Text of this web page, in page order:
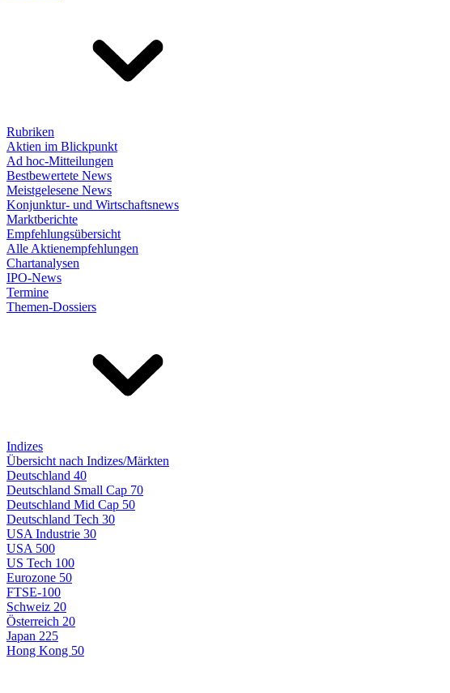
Rubriken
Aktien im Blickpunkt
Ad hoc-Mitteilungen
Bestbewertete News
Meistgelesene News
Konjunktur- und Wirtschaftsnews
Marktberichte
Empfehlungsübersicht
Alle Aktienempfehlungen
Chartanalysen
IPO-News
Termine
Themen-Dossiers
Indizes
Übersicht nach Indizes/Märkten
Deutschland 40
Deutschland Small Cap 70
Deutschland Mid Cap 50
Deutschland Tech 30
USA Industrie 30
USA 500
US Tech 100
Eurozone 50
FTSE-100
Schweiz 20
Österreich 20
Japan 225
Hong Kong 50